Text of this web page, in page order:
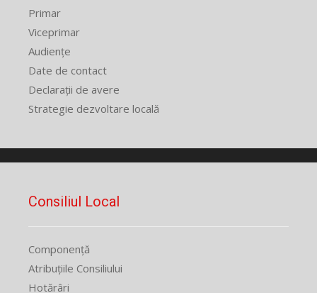
Primar
Viceprimar
Audiențe
Date de contact
Declarații de avere
Strategie dezvoltare locală
Consiliul Local
Componență
Atribuțiile Consiliului
Hotărâri